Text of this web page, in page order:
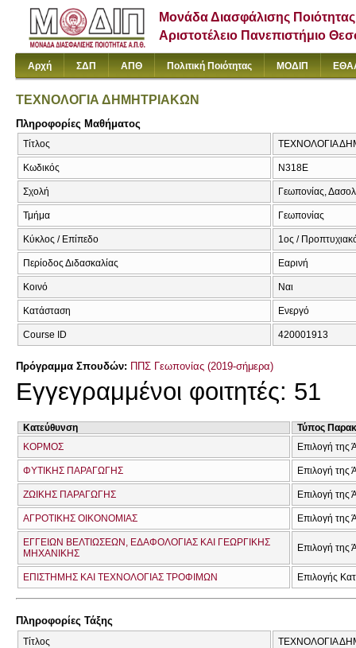
Μονάδα Διασφάλισης Ποιότητας
Αριστοτέλειο Πανεπιστήμιο
Αρχή ΣΔΠ ΑΠΘ Πολιτική Ποιότητας ΜΟΔΙΠ
ΤΕΧΝΟΛΟΓΙΑ ΔΗΜΗΤΡΙΑΚΩΝ
Πληροφορίες Μαθήματος
Τίτλος ΤΕΧΝΟΛΟΓΙΑ
Κωδικός Ν318Ε
Σχολή Γεωπονίας,
Τμήμα Γεωπονίας
Κύκλος / Επίπεδο 1ος /
Περίοδος Διδασκαλίας Εαρινή
Κοινό Ναι
Κατάσταση Ενεργό
Course ID 420001913
Πρόγραμμα Σπουδών: ΠΠΣ Γεωπονίας (2019-σήμερα)
Εγγεγραμμένοι φοιτητές: 51
Κατεύθυνση
Τύπος
ΚΟΡΜΟΣ
Επιλογή της
ΦΥΤΙΚΗΣ ΠΑΡΑΓΩΓΗΣ Επιλογή της
ΖΩΙΚΗΣ ΠΑΡΑΓΩΓΗΣ Επιλογή της
ΑΓΡΟΤΙΚΗΣ ΟΙΚΟΝΟΜΙΑΣ Επιλογή της
ΕΓΓΕΙΩΝ ΒΕΛΤΙΩΣΕΩΝ, ΕΔΑΦΟΛΟΓΙΑΣ ΚΑΙ ΓΕΩΡΓΙΚΗΣ
ΜΗΧΑΝΙΚΗΣ
Επιλογή της
ΕΠΙΣΤΗΜΗΣ ΚΑΙ ΤΕΧΝΟΛΟΓΙΑΣ ΤΡΟΦΙΜΩΝ Επιλογής
Πληροφορίες Τάξης
Τίτλος ΤΕΧΝΟΛΟΓΙΑ